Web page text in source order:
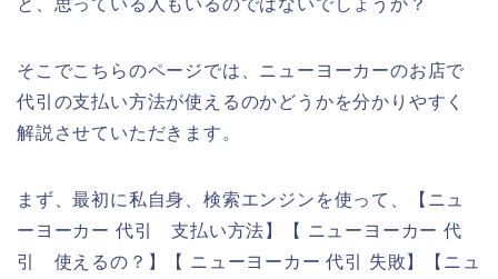
そこでこちらのページでは、ニューヨーカーのお店で
代引の支払い方法が使えるのかどうかを分かりやすく
解説させていただきます。
まず、最初に私自身、検索エンジンを使って、【ニュ
ーヨーカー 代引 支払い方法】【 ニューヨーカー 代
引 使えるの？】【 ニューヨーカー 代引 失敗】【ニュ